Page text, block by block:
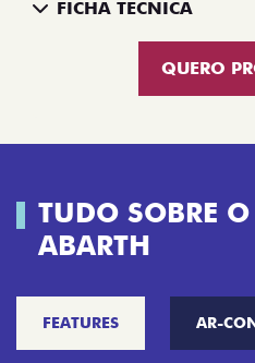
FICHA TÉCNICA
QUERO
TUDO SOBRE
ABARTH
FEATURES AR-